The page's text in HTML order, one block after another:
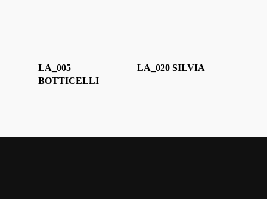
LA_005
BOTTICELLI
LA_020 SILVIA